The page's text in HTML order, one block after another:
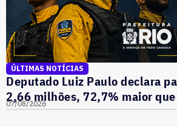
ÚLTIMAS NOTÍCIAS
Deputado Luiz Paulo declara
2,66 milhões, 72,7% maior
07/08/2026